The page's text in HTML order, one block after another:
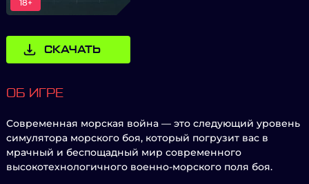
18+
СКАЧАТЬ
ОБ ИГРЕ
Современная морская война — это следующий уровень
симулятора морского боя, который погрузит вас в
мрачный и беспощадный мир современного
высокотехнологичного военно-морского поля боя.